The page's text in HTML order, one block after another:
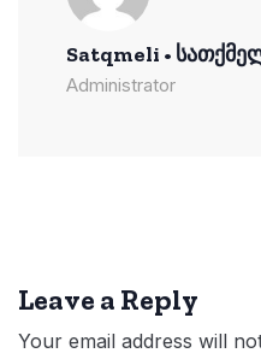
Satqmeli •
Administrator
Leave a Reply
Your email address will